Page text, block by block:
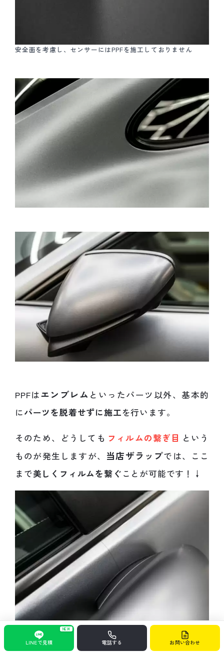
安全面を考慮し、センサーにはPPFを施工しておりません
PPFはエンブレム といったパーツ以外、基本的
にパーツを脱着せずに施工を行います。
そのため、どうしても フィルムの繋ぎ目 という
ものが発生しますが、 当店ザラップでは、ここ
まで美しくフィルムを繋ぐ ことが可能です！↓
フィルムの繋がりもこの通り！
NEW
LINEで見積 電話する お問い合わせ